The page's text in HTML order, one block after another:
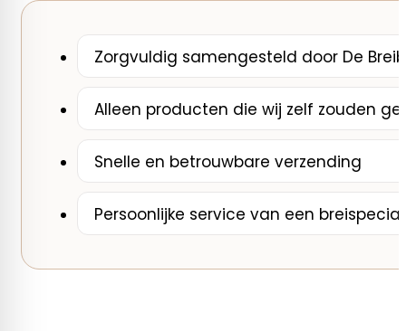
Zorgvuldig samengesteld door De
Alleen producten die wij zelf zouden
Snelle en betrouwbare verzending
Persoonlijke service van een